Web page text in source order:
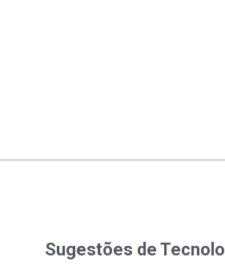
Sugestões de